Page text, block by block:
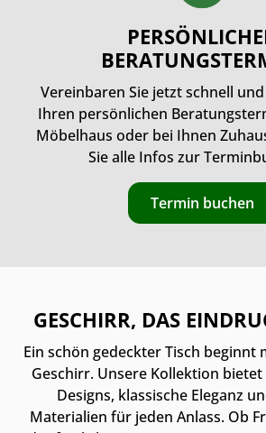
Vereinbaren Sie jetzt schnell
Ihren persönlichen
Möbelhaus oder bei Ihnen
Sie alle Infos zur
Termin buchen
GESCHIRR, DAS
Ein schön gedeckter Tisch beginnt
Geschirr. Unsere Kollektion
Designs, klassische Eleganz
Materialien für jeden Anlass. Ob